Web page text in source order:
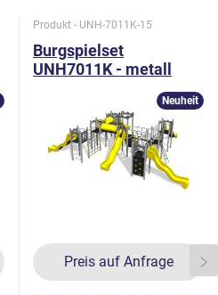
Produkt - UNH-7011K-15
Burgspielset
UNH7011K - metall
Preis auf Anfrage
Neuheit